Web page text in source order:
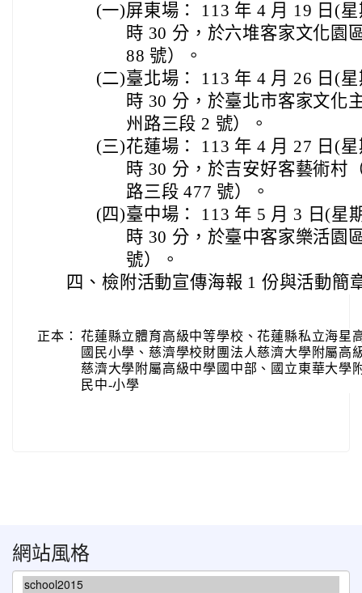
(一)屏東場： 113 年 4 月 19 日(
時 30 分，於六堆客家文化園
88 號）。
(二)臺北場： 113 年 4 月 26 日(
時 30 分，於臺北市客家文化
州路三段 2 號）。
(三)花蓮場： 113 年 4 月 27 日(
時 30 分，於吉安好客藝術村
路三段 477 號）。
(四)臺中場： 113 年 5 月 3 日(星
時 30 分，於臺中客家樂活園
號）。
四、 檢附活動宣傳海報 1 份與活動簡
正本： 花蓮縣立體育高級中等學校、花蓮縣私立海星
國民小學、慈濟學校財團法人慈濟大學附屬高
慈濟大學附屬高級中學國中部、國立東華大學
民中-小學
網站風格